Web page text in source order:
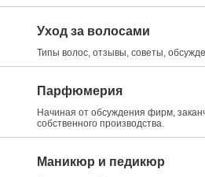
Уход за волосами
Типы волос, отзывы, советы,
Парфюмерия
Начиная от обсуждения фирм,
собственного производства.
Маникюр и педикюр